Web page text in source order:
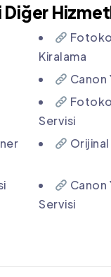
Diğer
Kiralama
Canon
Servisi
Canon
Servisi